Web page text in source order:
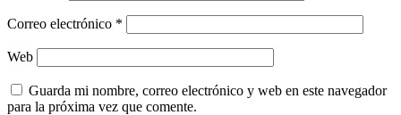
Correo electrónico *
Web
Guarda mi nombre, correo electrónico y web en este navegador
para la próxima vez que comente.